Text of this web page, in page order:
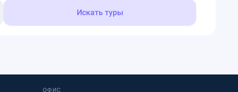
Искать туры
ОФИС